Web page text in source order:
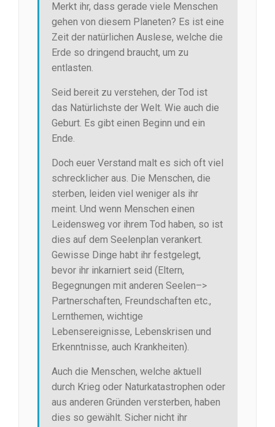
Merkt ihr, dass gerade viele Menschen
gehen von diesem Planeten? Es ist eine
Zeit der natürlichen Auslese, welche die
Erde so dringend braucht, um zu
entlasten.
Seid bereit zu verstehen, der Tod ist
das Natürlichste der Welt. Wie auch die
Geburt. Es gibt einen Beginn und ein
Ende.
Doch euer Verstand malt es sich oft viel
schrecklicher aus. Die Menschen, die
sterben, leiden viel weniger als ihr
meint. Und wenn Menschen einen
Leidensweg vor ihrem Tod haben, so ist
dies auf dem Seelenplan verankert.
Gewisse Dinge habt ihr festgelegt,
bevor ihr inkarniert seid (Eltern,
Begegnungen mit anderen Seelen–>
Partnerschaften, Freundschaften etc.,
Lernthemen, wichtige
Lebensereignisse, Lebenskrisen und
Erkenntnisse, auch Krankheiten).
Auch die Menschen, welche aktuell
durch Krieg oder Naturkatastrophen oder
aus anderen Gründen versterben, haben
dies so gewählt. Sicher nicht ihr